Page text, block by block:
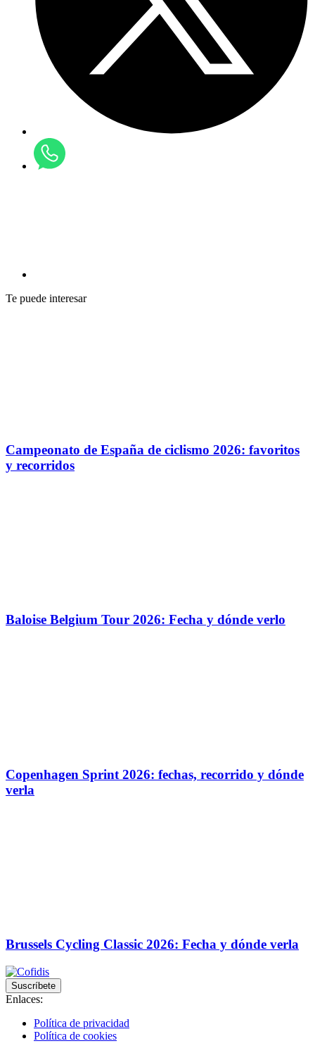
Te puede interesar
Campeonato de España de ciclismo 2026: favoritos
y recorridos
Baloise Belgium Tour 2026: Fecha y dónde verlo
Copenhagen Sprint 2026: fechas, recorrido y dónde
verla
Brussels Cycling Classic 2026: Fecha y dónde verla
Suscríbete
Enlaces:
Política de privacidad
Política de cookies